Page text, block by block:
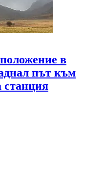
в
път към
станция